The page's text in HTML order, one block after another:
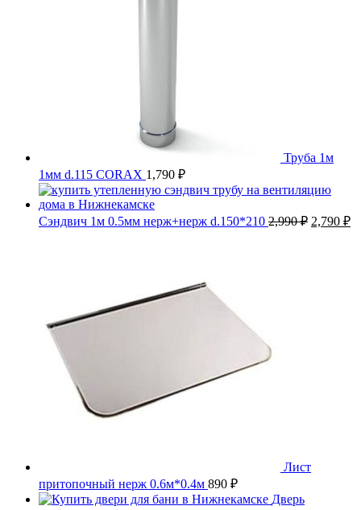
Труба 1м
1мм d.115 CORAX 1,790 ₽
Сэндвич 1м 0.5мм нерж+нерж d.150*210 2,990₽ 2,790 ₽
Лист
притопочный нерж 0.6м*0.4м 890 ₽
Дверь